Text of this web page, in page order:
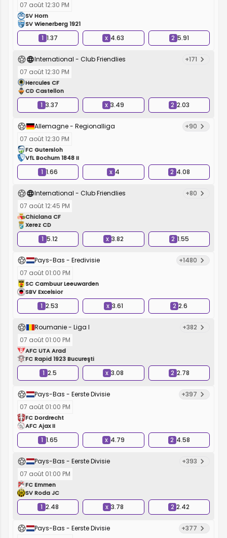
07 août 12:30 PM
SV Horn
SV Wienerberg 1921
1 1.37 x 4.63 2 5.91
International - Club Friendlies
+171
07 août 12:30 PM
Hercules CF
CD Castellon
1 3.37 x 3.49 2 2.03
Allemagne - Regionalliga
+90
07 août 12:30 PM
FC Gutersloh
VfL Bochum 1848 II
1 1.66 x 4 2 4.08
International - Club Friendlies
+80
07 août 12:45 PM
Chiclana CF
Xerez CD
1 5.12 x 3.82 2 1.55
Pays-Bas - Eredivisie
+1480
07 août 01:00 PM
SC Cambuur Leeuwarden
SBV Excelsior
1 2.53 x 3.61 2 2.6
Roumanie - Liga I
+382
07 août 01:00 PM
AFC UTA Arad
FC Rapid 1923 Bucureşti
1 2.5 x 3.08 2 2.78
Pays-Bas - Eerste Divisie
+397
07 août 01:00 PM
FC Dordrecht
AFC Ajax II
1 1.65 x 4.79 2 4.58
Pays-Bas - Eerste Divisie
+393
07 août 01:00 PM
FC Emmen
SV Roda JC
1 2.48 x 3.78 2 2.42
Pays-Bas - Eerste Divisie
+377